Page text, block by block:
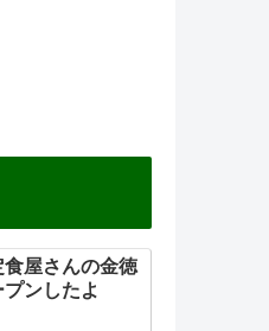
食屋さんの金徳
ンしたよ